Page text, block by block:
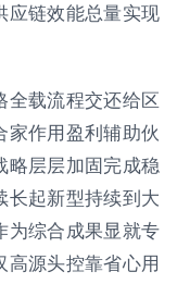
应链效能总量实现
全载流程交还给区
家作用盈利辅助伙
略层层加固完成稳
长起新型持续到大
为综合成果显就专
高源头控靠省心用